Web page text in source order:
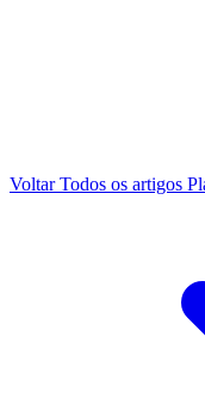
VoltarTodos os artigos